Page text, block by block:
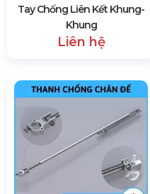
Tay Chống Liên Kết Khung-
Khung
Liên hệ